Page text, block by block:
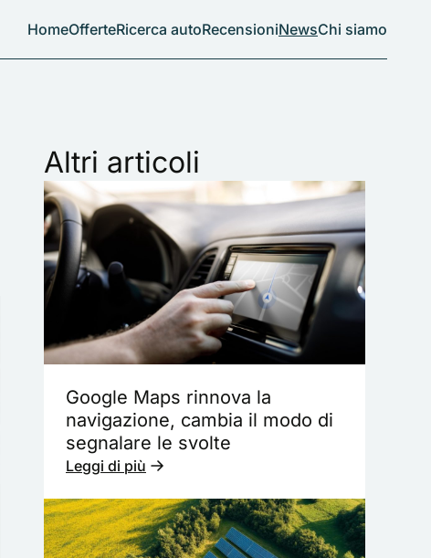
HomeOfferteRicerca autoRecensioniNewsChi siamo
Altri articoli
Google Maps rinnova la
navigazione, cambia il modo di
segnalare le svolte
Leggi di più